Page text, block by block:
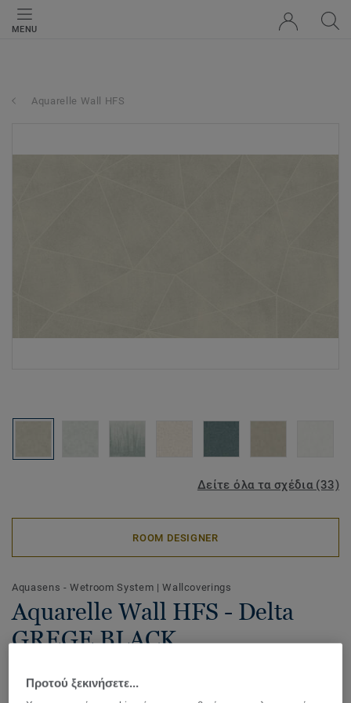
MENU
Aquarelle Wall HFS
Δείτε όλα τα σχέδια (33)
ROOM DESIGNER
Aquasens - Wetroom System |Wallcoverings
Aquarelle Wall HFS - Delta
GREGE BLACK
designs, Aquarelle Wall HFS is a waterproof vinyl wall
Προτού ξεκινήσετε...